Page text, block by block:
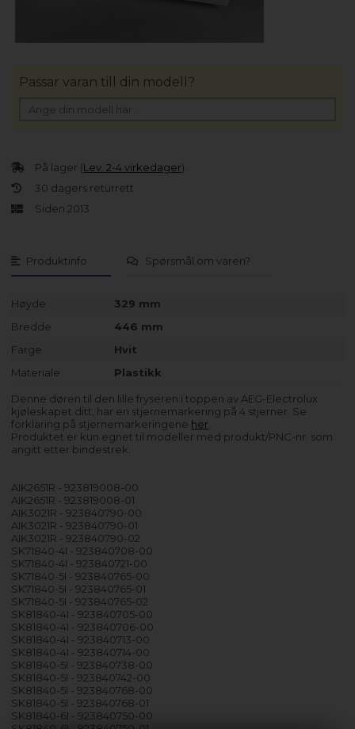
Produktinfo Spørsmål om varen?
Høyde
329 mm
Bredde
446 mm
Farge
Hvit
Materiale
Plastikk
Denne døren til den lille fryseren i toppen av AEG-Electrolux
kjøleskapet ditt, har en stjernemarkering på 4 stjerner. Se
forklaring på stjernemarkeringene her
Produktet er kun egnet til modeller med produkt/PNC-nr. som
angitt etter bindestrek.
AIK2651R - 923819008-00
AIK2651R - 923819008-01
AIK3021R - 923840790-00
AIK3021R - 923840790-01
AIK3021R - 923840790-02
SK71840-4I - 923840708-00
SK71840-4I - 923840721-00
SK71840-5I - 923840765-00
SK71840-5I - 923840765-01
SK71840-5I - 923840765-02
SK81840-4I - 923840705-00
SK81840-4I - 923840706-00
SK81840-4I - 923840713-00
SK81840-4I - 923840714-00
SK81840-5I - 923840738-00
SK81840-5I - 923840742-00
SK81840-5I - 923840768-00
SK81840-5I - 923840768-01
SK81840-6I - 923840750-00
På lager (Lev. 2-4 virkedager).
30 dagers returrett
Siden 2013
Passar varan till din modell?